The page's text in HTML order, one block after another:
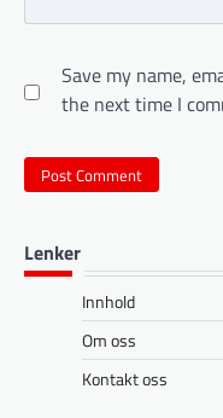
Save my name,
the next time I
Lenker
Innhold
Om oss
Kontakt oss